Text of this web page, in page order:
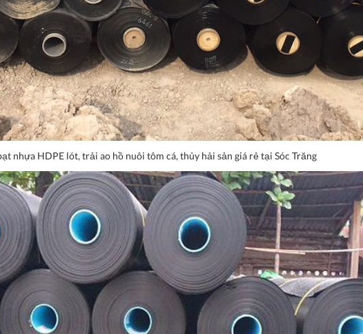
nhựa HDPE lót, trải ao hồ nuôi tôm cá, thủy hải sản giá rẻ tại Sóc Trăng